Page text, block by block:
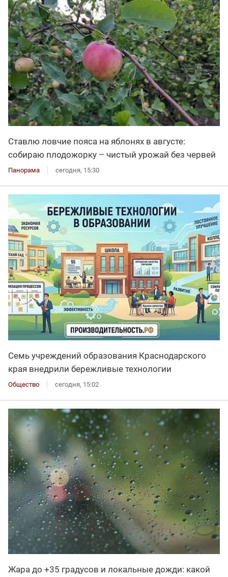
Ставлю ловчие пояса на яблонях в августе:
собираю плодожорку – чистый урожай без червей
Панорама сегодня, 15:30
Семь учреждений образования Краснодарского
края внедрили бережливые технологии
Общество сегодня, 15:02
Жара до +35 градусов и локальные дожди: какой